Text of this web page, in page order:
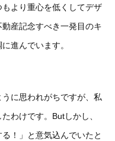
より重心を低くしてデザ
産記念すべき一発目のキ
進んでいます。
に思われがちですが、私
わけです。Butしかし、
！」と意気込んでいたと